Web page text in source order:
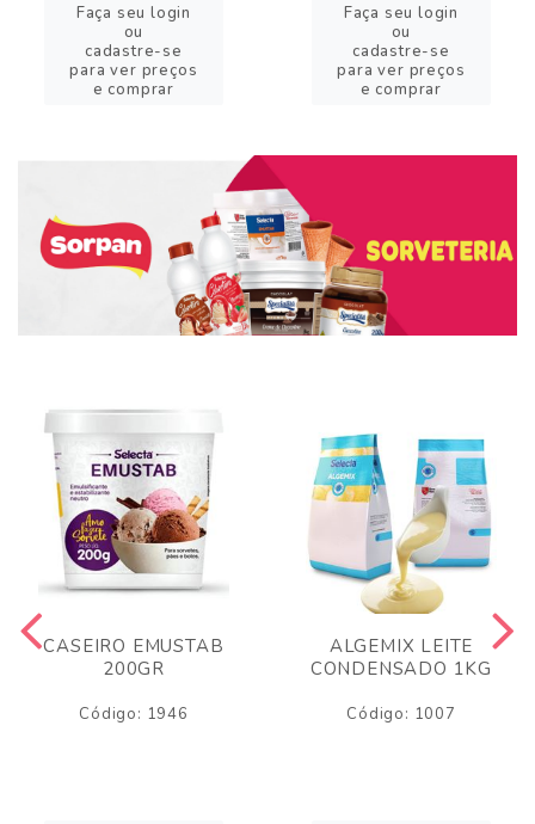
Faça seu login
ou
cadastre-se
para ver preços
e comprar
Faça seu login
ou
cadastre-se
para ver preços
e comprar
CASEIRO EMUSTAB
200GR
Código: 1946
ALGEMIX LEITE
CONDENSADO 1KG
Código: 1007